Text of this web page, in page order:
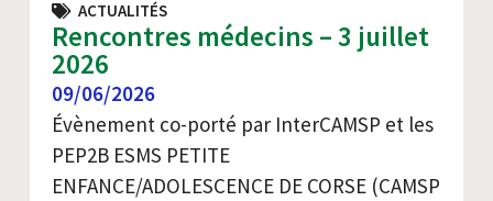
ACTUALITÉS
Rencontres médecins – 3 juillet
2026
09/06/2026
Évènement co-porté par InterCAMSP et les
PEP2B ESMS PETITE
ENFANCE/ADOLESCENCE DE CORSE (CAMSP